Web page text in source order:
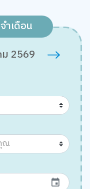
ำเดือน
2569
event